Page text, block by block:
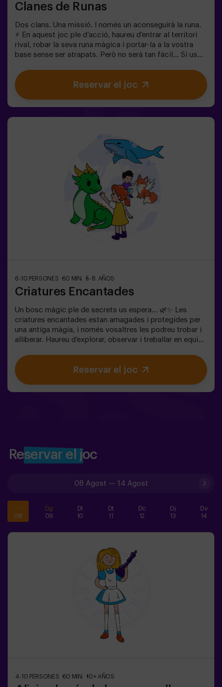
Clanes de Runas
Dos clans. Una missió. I només un aconseguirà la runa.
⚡ En aquest joc ple d’acció, haureu d’entrar al territori
rival, robar la seva runa màgica i portar-la a la vostra
base sense ser atrapats. Però no serà tan fàcil… Si us
alliberi. ❄️ La clau és moure’s ràpid, coordinar-se en
equip i saber quan atacar o defensar. Aquí no només es
tracta de córrer, sinó de jugar en equip i prendre
Reservar el joc
6-10 PERSONES 60 MIN. 5-8 AÑOS
Criatures Encantades
Un bosc màgic ple de secrets us espera… 🌿✨ Les
criatures encantades estan amagades i protegides per
una antiga màgia, i només vosaltres les podreu trobar i
alliberar. Haureu d’explorar, observar i treballar en equip
que les mantenen atrapades. Cada criatura és única i us
posarà a prova d’una manera diferent. Aquí no es tracta
de competir, sinó d’ajudar, descobrir i viure una aventura
Reservar el joc
Reservar el joc
08 Agost — 14 Agost
08
Dg
09
Dl
10
Dt
11
Dc
12
Dj
13
Dv
14
4-10 PERSONES 60 MIN. 10+ AÑOS